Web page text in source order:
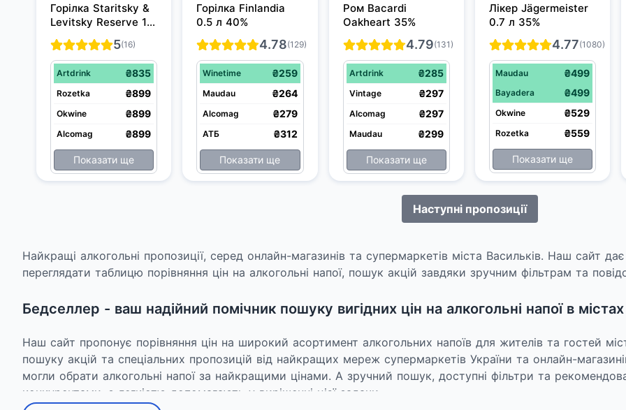
Горілка Staritsky &
Levitsky Reserve 1 л
40%
5(16)
Artdrink ₴835
Rozetka ₴899
Okwine ₴899
Alcomag ₴899
Показати ще
Горілка Finlandia
0.5 л 40%
4.78(129)
Winetime ₴259
Maudau ₴264
Alcomag ₴279
АТБ ₴312
Показати ще
Ром Bacardi
Oakheart 35%
4.79(131)
Artdrink ₴285
Vintage ₴297
Alcomag ₴297
Maudau ₴299
Показати ще
Лікер Jägermeister
0.7 л 35%
4.77(1080)
Maudau ₴499
Bayadera ₴499
Okwine ₴529
Rozetka ₴559
Показати ще
Наступні пропозиції
Найкращі алкогольні пропозиції, серед онлайн-магазинів та супермаркетів міста Васильків. Наш сайт
переглядати таблицю порівняння цін на алкогольні напої, пошук акцій завдяки зручним фільтрам та
Бедселлер - ваш надійний помічник пошуку вигідних цін на алкогольні напої в містах
Наш сайт пропонує порівняння цін на широкий асортимент алкогольних напоїв для жителів та гостей
пошуку акцій та спеціальних пропозицій від найкращих мереж супермаркетів України та онлайн-
могли обрати алкогольні напої за найкращими цінами. А зручний пошук, доступні фільтри та
конкурентами, з легкістю допомагають у вирішенні цієї задачи.